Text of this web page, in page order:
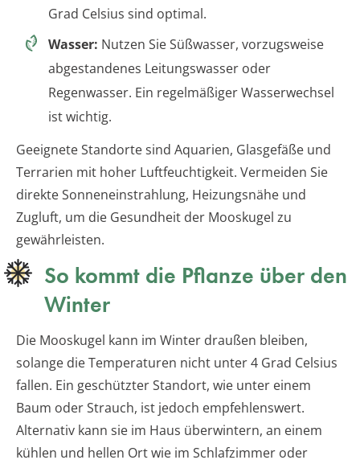
Grad Celsius sind optimal.
Wasser: Nutzen Sie Süßwasser, vorzugsweise
abgestandenes Leitungswasser oder
Regenwasser. Ein regelmäßiger Wasserwechsel
ist wichtig.
Geeignete Standorte sind Aquarien, Glasgefäße und
Terrarien mit hoher Luftfeuchtigkeit. Vermeiden Sie
direkte Sonneneinstrahlung, Heizungsnähe und
Zugluft, um die Gesundheit der Mooskugel zu
gewährleisten.
So kommt die Pflanze über den
Winter
Die Mooskugel kann im Winter draußen bleiben,
solange die Temperaturen nicht unter 4 Grad Celsius
fallen. Ein geschützter Standort, wie unter einem
Baum oder Strauch, ist jedoch empfehlenswert.
Alternativ kann sie im Haus überwintern, an einem
kühlen und hellen Ort wie im Schlafzimmer oder